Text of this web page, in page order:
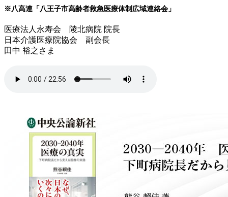
※八高連「八王子市高齢者救急医療体制広域連絡会」
医療法人永寿会 陵北病院 院長
日本介護医療院協会 副会長
田中 裕之さま